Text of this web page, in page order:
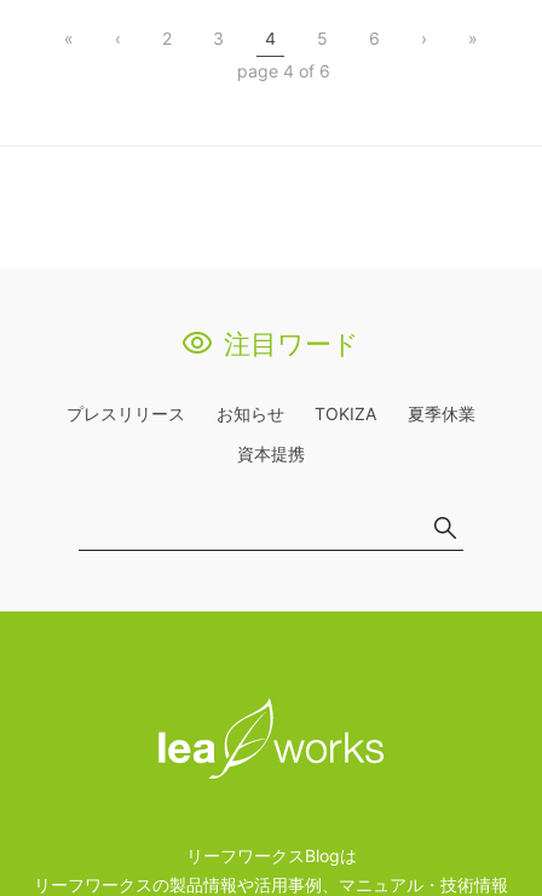
« ‹ 2 3 4 5 6 ›
»
page 4 of 6
注目ワード
プレスリリース お知らせ TOKIZA
夏季休業
資本提携
リーフワークスBlogは
リーフワークスの製品情報や活用事例、マニュアル・技術情報